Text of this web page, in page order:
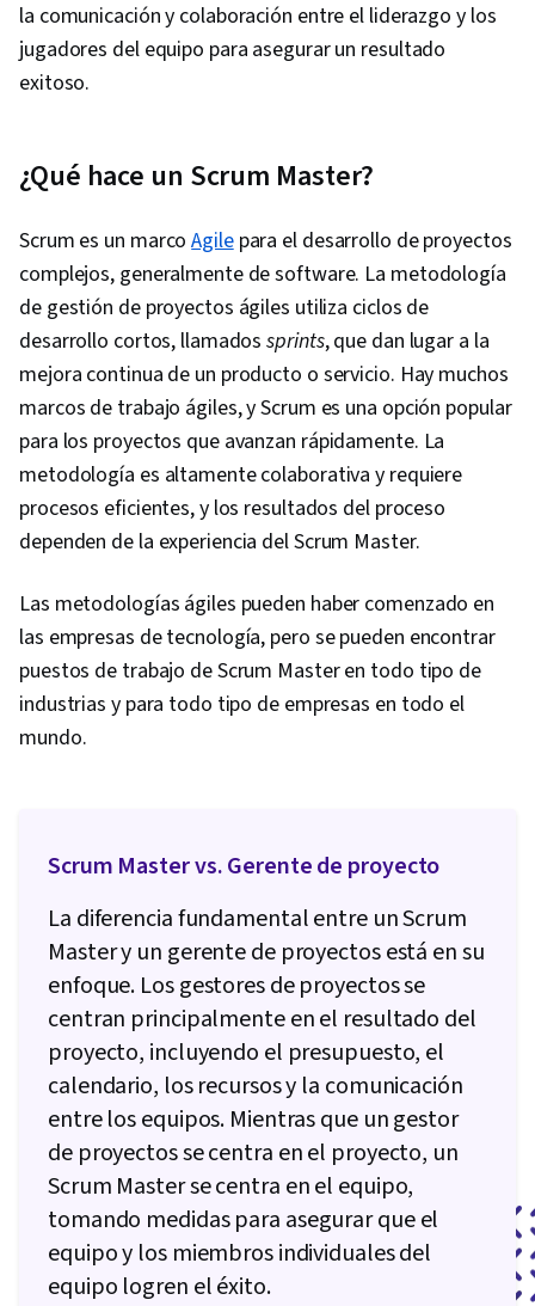
la comunicación y colaboración entre el liderazgo y los
jugadores del equipo para asegurar un resultado
exitoso.
¿Qué hace un Scrum Master?
Scrum es un marcoAgilepara el desarrollo de proyectos
complejos, generalmente de software. La metodología
de gestión de proyectos ágiles utiliza ciclos de
desarrollo cortos, llamadossprints, que dan lugar a la
mejora continua de un producto o servicio. Hay muchos
marcos de trabajo ágiles, y Scrum es una opción popular
para los proyectos que avanzan rápidamente. La
metodología es altamente colaborativa y requiere
procesos eficientes, y los resultados del proceso
dependen de la experiencia del Scrum Master.
Las metodologías ágiles pueden haber comenzado en
las empresas de tecnología, pero se pueden encontrar
puestos de trabajo de Scrum Master en todo tipo de
industrias y para todo tipo de empresas en todo el
mundo.
Scrum Master vs. Gerente de proyecto
La diferencia fundamental entre un Scrum
Master y un gerente de proyectos está en su
enfoque. Los gestores de proyectos se
centran principalmente en el resultado del
proyecto, incluyendo el presupuesto, el
calendario, los recursos y la comunicación
entre los equipos. Mientras que un gestor
de proyectos se centra en el proyecto, un
Scrum Master se centra en el equipo,
tomando medidas para asegurar que el
equipo y los miembros individuales del
equipo logren el éxito.